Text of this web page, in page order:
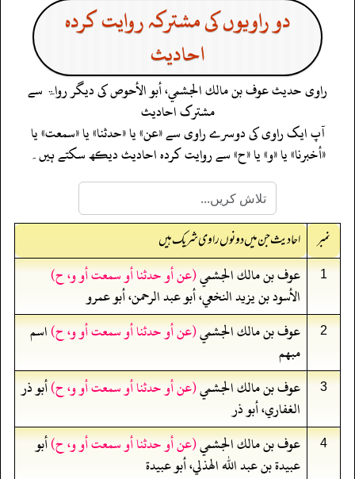
دو راویوں کی مشترکہ روایت کردہ
احادیث
راوی حدیثعوف بن مالك الجشمي، أبو الأحوصکی دیگر رواۃ سے
مشترک احادیث
آپ ایک راوی کی دوسرے راوی سے «عن» یا «حدثنا» یا «سمعت» یا
«أخبرنا» یا «و» یا «ح» سے روایت کردہ احادیث دیکھ سکتے ہیں۔
نمبر احادیث جن میں دونوں راوی شریک ہیں
1 عوف بن مالك الجشمي(عن أو حدثنا أو سمعت أو و، ح)
الأسود بن يزيد النخعي، أبو عبد الرحمن، أبو عمرو
2 عوف بن مالك الجشمي(عن أو حدثنا أو سمعت أو و، ح)اسم
مبهم
3 عوف بن مالك الجشمي(عن أو حدثنا أو سمعت أو و، ح)أبو ذر
الغفاري، أبو ذر
4 عوف بن مالك الجشمي(عن أو حدثنا أو سمعت أو و، ح)أبو
عبيدة بن عبد الله الهذلي، أبو عبيدة